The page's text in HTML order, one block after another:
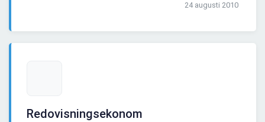
24 augusti 2010
Redovisningsekonom